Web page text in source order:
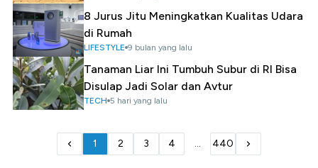
8 Jurus Jitu Meningkatkan Kualitas Udara
di Rumah
LIFESTYLE 9 bulan yang lalu
Tanaman Liar Ini Tumbuh Subur di RI Bisa
Disulap Jadi Solar dan Avtur
TECH 5 hari yang lalu
1 2 3 4 ... 440